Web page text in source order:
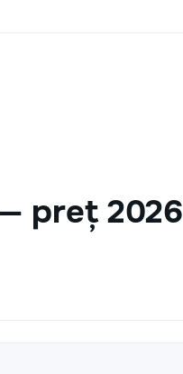
preț 2026